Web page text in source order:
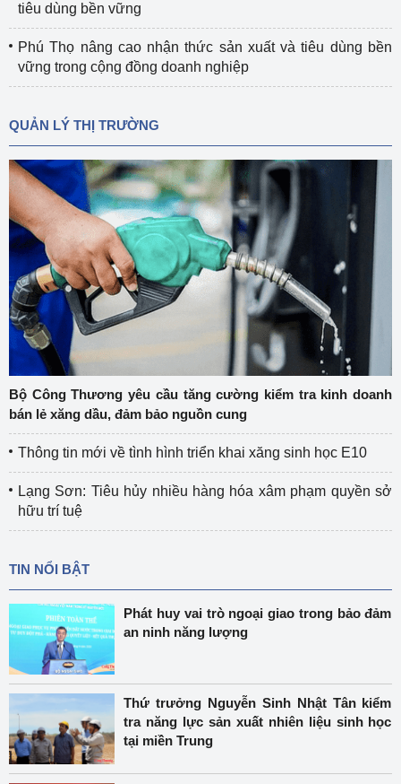
tiêu dùng bền vững
Phú Thọ nâng cao nhận thức sản xuất và tiêu dùng bền
vững trong cộng đồng doanh nghiệp
QUẢN LÝ THỊ TRƯỜNG
Bộ Công Thương yêu cầu tăng cường kiểm tra kinh doanh
bán lẻ xăng dầu, đảm bảo nguồn cung
Thông tin mới về tình hình triển khai xăng sinh học E10
Lạng Sơn: Tiêu hủy nhiều hàng hóa xâm phạm quyền sở
hữu trí tuệ
TIN NỔI BẬT
Phát huy vai trò ngoại giao trong bảo đảm
an ninh năng lượng
Thứ trưởng Nguyễn Sinh Nhật Tân kiểm
tra năng lực sản xuất nhiên liệu sinh học
tại miền Trung